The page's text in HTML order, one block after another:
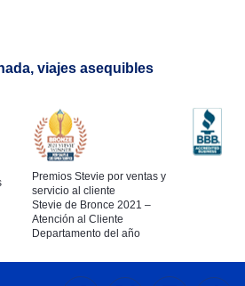
viajes asequibles
Premios Stevie por ventas y
servicio al cliente
Stevie de Bronce 2021 –
Atención al Cliente
Departamento del año